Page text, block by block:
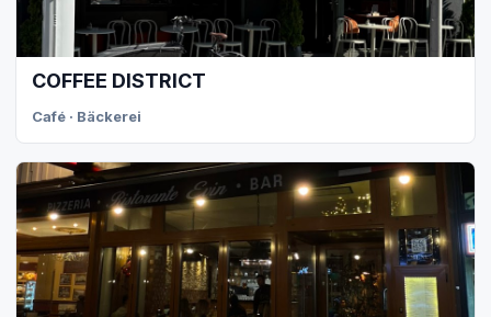
COFFEE DISTRICT
Café · Bäckerei